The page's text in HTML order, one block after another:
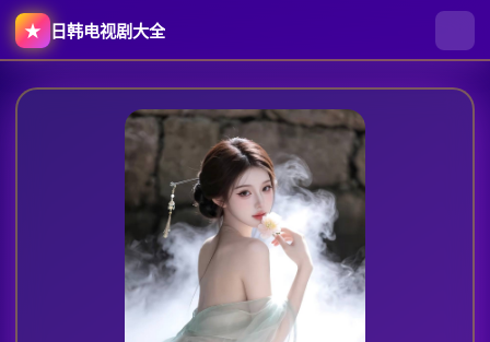
★ 日韩电视剧大全
日韩电视剧大全-日韩电视剧